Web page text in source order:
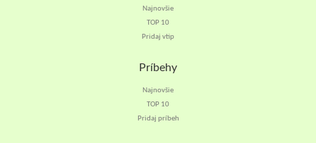
Najnovšie
TOP 10
Pridaj vtip
Príbehy
Najnovšie
TOP 10
Pridaj príbeh